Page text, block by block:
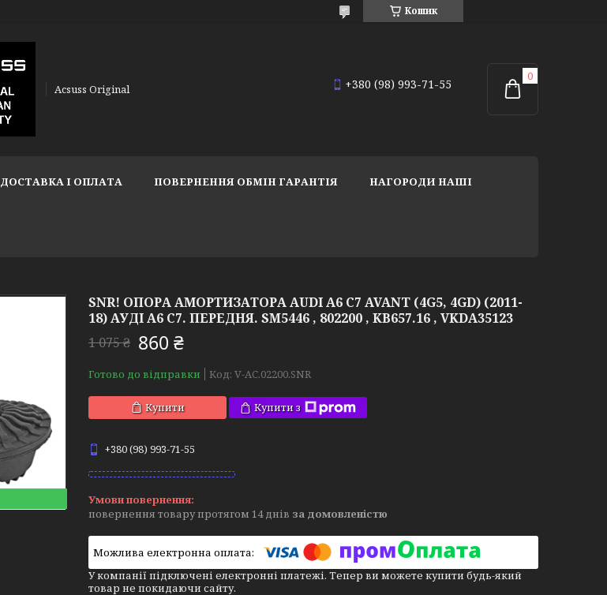
Кошик
Acsuss Original +380 (98) 993-71-55
ДОСТАВКА І ОПЛАТА ПОВЕРНЕННЯ ОБМІН ГАРАНТІЯ НАГОРОДИ НАШІ
SNR! ОПОРА АМОРТИЗАТОРА AUDI A6 C7 AVANT (4G5, 4GD) (2011-
18) АУДІ А6 C7. ПЕРЕДНЯ. SM5446 , 802200 , KB657.16 , VKDA35123
1 075 ₴ 860 ₴
Готово до відправки Код: V-AC.02200.SNR
Купити Купити з
+380 (98) 993-71-55
повернення товару протягом 14 днів за домовленістю
У компанії підключені електронні платежі. Тепер ви можете купити будь-який
товар не покидаючи сайту.